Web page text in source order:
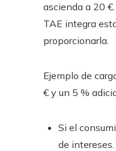
ascienda a 20
TAE integra
proporcionarla.
Ejemplo de
€ y un 5 %
Si el
de intereses.